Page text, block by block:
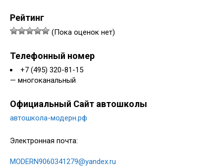
Рейтинг
(Пока оценок нет)
Телефонный номер
+7 (495) 320-81-15
— многоканальный
Официальный Сайт автошколы
автошкола-модерн.рф
Электронная почта:
MODERN9060341279@yandex.ru